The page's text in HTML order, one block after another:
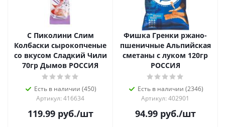
С Пиколини Слим
Колбаски сырокопченые
со вкусом Сладкий Чили
70гр Дымов РОССИЯ
Есть в наличии (450)
Артикул: 416634
119.99руб./шт
Фишка Гренки ржано-
пшеничные Альпийская
сметаны с луком 120гр
РОССИЯ
Есть в наличии (2346)
Артикул: 402901
94.99руб./шт